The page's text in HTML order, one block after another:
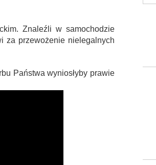
Znaleźli w samochodzie
za przewożenie nielegalnych
Państwa wyniosłyby prawie